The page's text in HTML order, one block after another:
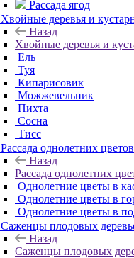
Рассада ягод
Хвойные деревья и
Назад
Хвойные деревья и
Ель
Туя
Кипарисовик
Можжевельник
Пихта
Сосна
Тисc
Рассада однолетних цветов
Назад
Рассада однолетних
Однолетние цветы в
Однолетние цветы в
Однолетние цветы в
Саженцы плодовых
Назад
Саженцы плодовых